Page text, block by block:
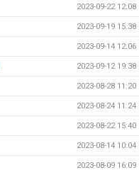
2023-09-22 12:08
2023-09-19 15:38
2023-09-14 12:06
2023-09-12 19:38
2023-08-28 11:20
2023-08-24 11:24
2023-08-22 15:40
2023-08-14 10:04
2023-08-09 16:09